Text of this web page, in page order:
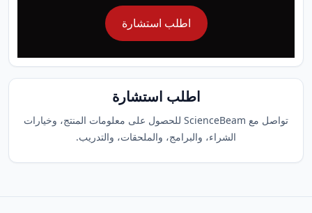
اطلب استشارة
اطلب استشارة
تواصل مع ScienceBeam للحصول على معلومات المنتج، وخيارات
الشراء، والبرامج، والملحقات، والتدريب.